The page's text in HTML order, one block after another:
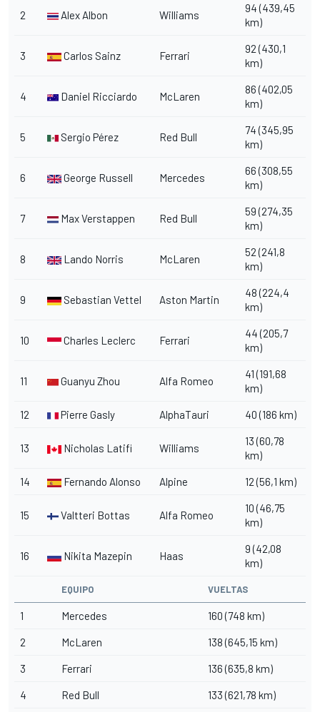
2 Alex Albon Williams
94 (439,45
km)
3 Carlos Sainz Ferrari
92 (430,1
km)
4 Daniel Ricciardo McLaren
86 (402,05
km)
5 Sergio Pérez Red Bull
74 (345,95
km)
6 George Russell Mercedes
66 (308,55
km)
7 Max Verstappen Red Bull
59 (274,35
km)
8 Lando Norris McLaren
52 (241,8
km)
9 Sebastian Vettel Aston Martin
48 (224,4
km)
10 Charles Leclerc Ferrari
44 (205,7
km)
11 Guanyu Zhou Alfa Romeo
41 (191,68
km)
12 Pierre Gasly AlphaTauri 40 (186 km)
13 Nicholas Latifi Williams
13 (60,78
km)
14 Fernando Alonso Alpine 12 (56,1 km)
15 Valtteri Bottas Alfa Romeo
10 (46,75
km)
16 Nikita Mazepin Haas
9 (42,08
km)
EQUIPO VUELTAS
1 Mercedes 160 (748 km)
2 McLaren 138 (645,15 km)
3 Ferrari 136 (635,8 km)
4 Red Bull 133 (621,78 km)